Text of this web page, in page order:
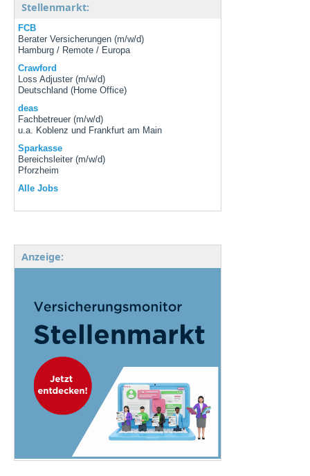
Stellenmarkt:
FCB
Berater Versicherungen (m/w/d)
Hamburg / Remote / Europa
Crawford
Loss Adjuster (m/w/d)
Deutschland (Home Office)
deas
Fachbetreuer (m/w/d)
u.a. Koblenz und Frankfurt am Main
Sparkasse
Bereichsleiter (m/w/d)
Pforzheim
Alle Jobs
Anzeige: